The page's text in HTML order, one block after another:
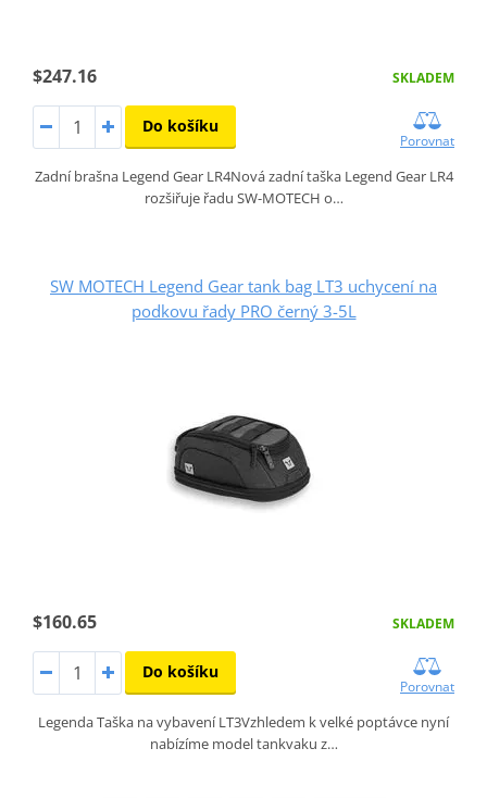
$247.16 SKLADEM
Do košíku
Porovnat
Zadní brašna Legend Gear LR4Nová zadní taška Legend Gear LR4
rozšiřuje řadu SW-MOTECH o…
SW MOTECH Legend Gear tank bag LT3 uchycení na
podkovu řady PRO černý 3-5L
$160.65 SKLADEM
Do košíku
Porovnat
Legenda Taška na vybavení LT3Vzhledem k velké poptávce nyní
nabízíme model tankvaku z…